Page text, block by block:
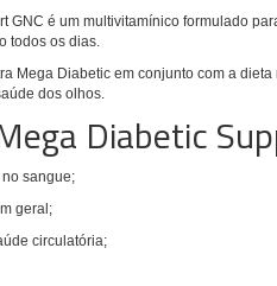
GNC é um multivitamínico formulado
todos os dias.
Mega Diabetic em conjunto com a
dos olhos.
Diabetic
sangue;
geral;
circulatória;